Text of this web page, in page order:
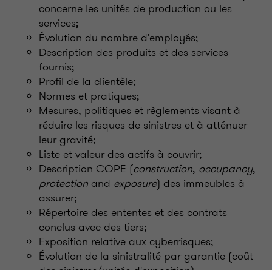
concerne les unités de production ou les
services;
Évolution du nombre d'employés;
Description des produits et des services
fournis;
Profil de la clientèle;
Normes et pratiques;
Mesures, politiques et règlements visant à
réduire les risques de sinistres et à atténuer
leur gravité;
Liste et valeur des actifs à couvrir;
Description COPE (construction, occupancy,
protection and exposure) des immeubles à
assurer;
Répertoire des ententes et des contrats
conclus avec des tiers;
Exposition relative aux cyberrisques;
Évolution de la sinistralité par garantie (coût